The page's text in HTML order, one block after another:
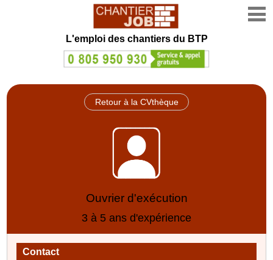
L'emploi des chantiers du BTP
Retour à la CVthèque
Ouvrier d'exécution
3 à 5 ans d'expérience
Contact